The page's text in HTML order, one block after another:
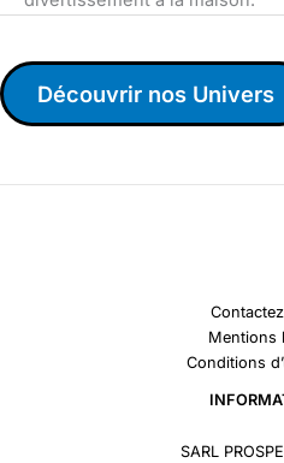
Découvrir nos Univers
Mentions
Conditions
SARL